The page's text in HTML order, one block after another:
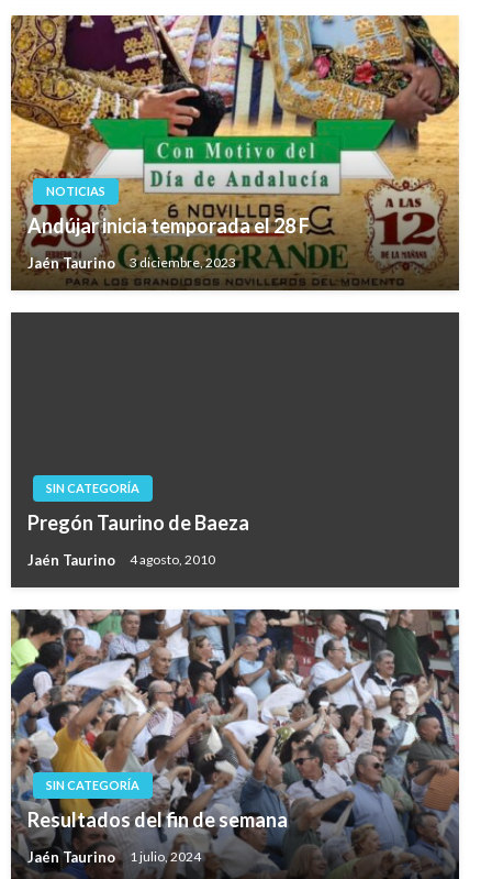
NOTICIAS
Andújar inicia temporada el 28 F
Jaén Taurino 3 diciembre, 2023
SIN CATEGORÍA
Pregón Taurino de Baeza
Jaén Taurino 4 agosto, 2010
SIN CATEGORÍA
Resultados del fin de semana
Jaén Taurino 1 julio, 2024